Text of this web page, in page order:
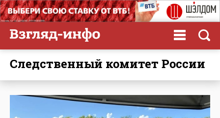
Следственный комитет России